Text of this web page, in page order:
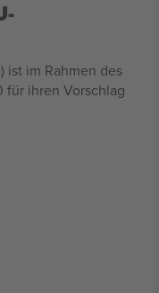
ist im Rahmen des
für ihren Vorschlag